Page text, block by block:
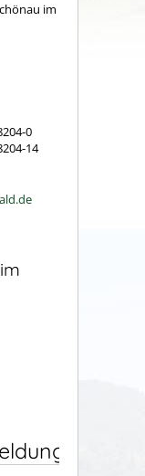
im
0
14